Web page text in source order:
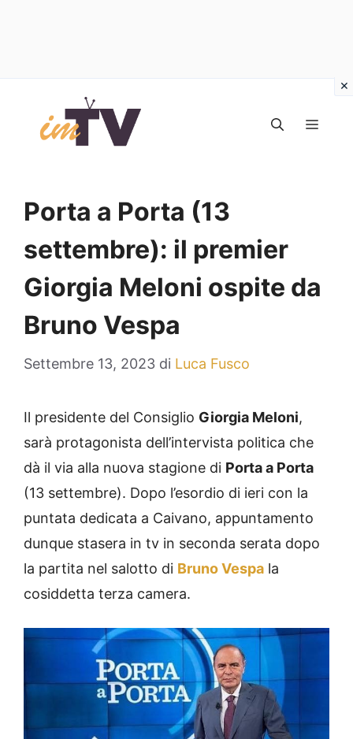
contenuto
Porta a Porta (13
settembre): il premier
Giorgia Meloni ospite da
Bruno Vespa
Settembre 13, 2023 di Luca Fusco
Il presidente del Consiglio Giorgia Meloni,
sarà protagonista dell’intervista politica che
dà il via alla nuova stagione di Porta a Porta
(13 settembre). Dopo l’esordio di ieri con la
puntata dedicata a Caivano, appuntamento
dunque stasera in tv in seconda serata dopo
la partita nel salotto di Bruno Vespa la
cosiddetta terza camera.